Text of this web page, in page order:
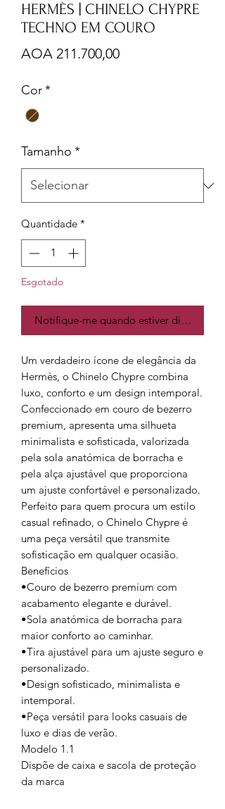
HERMÈS | CHINELO CHYPRE
TECHNO EM COURO
AOA 211.700,00Preço
Cor*
Tamanho *
Quantidade *
Esgotado
Notifique-me quando estiver disponível
Um verdadeiro ícone de elegância da
Hermès, o Chinelo Chypre combina
luxo, conforto e um design intemporal.
Confeccionado em couro de bezerro
premium, apresenta uma silhueta
minimalista e sofisticada, valorizada
pela sola anatómica de borracha e
pela alça ajustável que proporciona
um ajuste confortável e personalizado.
Perfeito para quem procura um estilo
casual refinado, o Chinelo Chypre é
uma peça versátil que transmite
sofisticação em qualquer ocasião.
Benefícios
•Couro de bezerro premium com
acabamento elegante e durável.
•Sola anatómica de borracha para
maior conforto ao caminhar.
•Tira ajustável para um ajuste seguro e
personalizado.
•Design sofisticado, minimalista e
intemporal.
•Peça versátil para looks casuais de
luxo e dias de verão.
Modelo 1.1
Dispõe de caixa e sacola de proteção
da marca